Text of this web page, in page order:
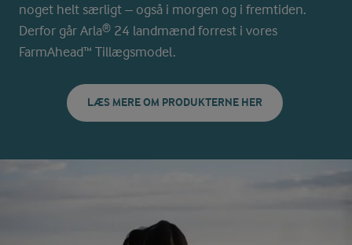
noget helt særligt – også i morgen og i fremtiden.
Derfor går Arla® 24 landmænd forrest i vores
FarmAhead™ Tillægsmodel.
LÆS MERE OM PRODUKTERNE HER